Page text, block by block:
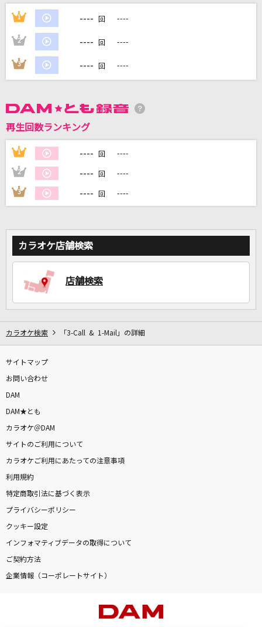
SMAP
DAMの新曲・ランキングなど
カラオケ最新情報をチェック！
カラオケをもっと楽しもう！
家族や友達と一緒に！練習にも！
1 ---- 回 ----
2 ---- 回 ----
3 ---- 回 ----
再生回数ランキング
1 ---- 回 ----
2 ---- 回 ----
3 ---- 回 ----
カラオケ店舗検索
店舗検索
カラオケ検索 「3-Call & 1-Mail」の詳細
サイトマップ
お問い合わせ
DAM
DAM★とも
カラオケ＠DAM
サイトのご利用について
カラオケご利用にあたっての注意事項
利用規約
特定商取引法に基づく表示
プライバシーポリシー
クッキー設定
インフォマティブデータの取得について
ご契約方法
企業情報（コーポレートサイト）